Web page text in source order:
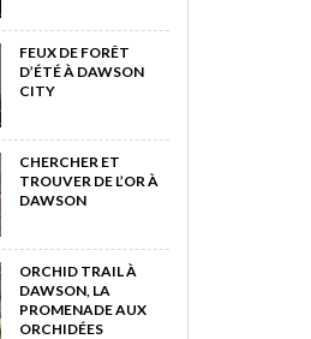
FEUX DE FORÊT
D’ÉTÉ À DAWSON
CITY
CHERCHER ET
TROUVER DE L’OR À
DAWSON
ORCHID TRAIL À
DAWSON, LA
PROMENADE AUX
ORCHIDÉES